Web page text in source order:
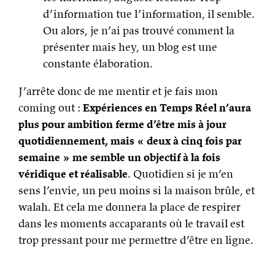
d’information tue l’information, il semble.
Ou alors, je n’ai pas trouvé comment la
présenter mais hey, un blog est une
constante élaboration.
J’arrête donc de me mentir et je fais mon
coming out : Expériences en Temps Réel n’aura
plus pour ambition ferme d’être mis à jour
quotidiennement, mais « deux à cinq fois par
semaine » me semble un objectif à la fois
véridique et réalisable. Quotidien si je m’en
sens l’envie, un peu moins si la maison brûle, et
walah. Et cela me donnera la place de respirer
dans les moments accaparants où le travail est
trop pressant pour me permettre d’être en ligne.